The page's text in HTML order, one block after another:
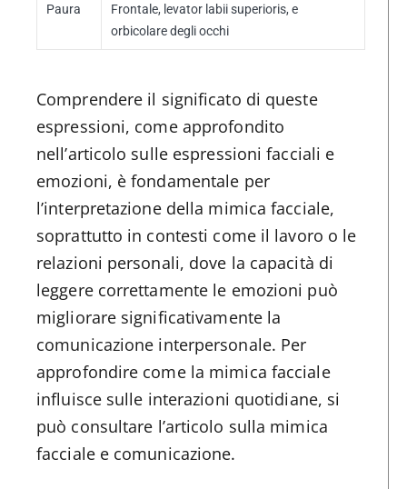
Paura
Frontale, levator labii superioris, e
orbicolare degli occhi
Comprendere il significato di queste
espressioni, come approfondito
nell’articolo sulle espressioni facciali e
emozioni, è fondamentale per
l’interpretazione della mimica facciale,
soprattutto in contesti come il lavoro o le
relazioni personali, dove la capacità di
leggere correttamente le emozioni può
migliorare significativamente la
comunicazione interpersonale. Per
approfondire come la mimica facciale
influisce sulle interazioni quotidiane, si
può consultare l’articolo sulla mimica
facciale e comunicazione.